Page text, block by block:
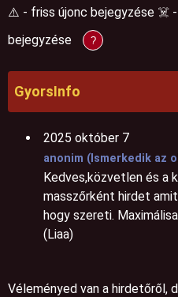
⚠️ - friss újonc bejegyzése ☠️
bejegyzése
?
GyorsInfo
2025 október 7
anonim (Ismerkedik az
Kedves,közvetlen és a
masszőrként hirdet
hogy szereti.
(Liaa)
Véleményed van a hirdetőről,